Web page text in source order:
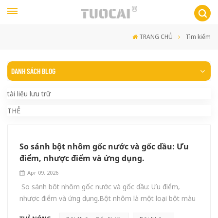
TRANG CHỦ Tìm kiếm
DANH SÁCH BLOG
tài liệu lưu trữ
THẺ
So sánh bột nhôm gốc nước và gốc dầu: Ưu
điểm, nhược điểm và ứng dụng.
Apr 09, 2026
So sánh bột nhôm gốc nước và gốc dầu: Ưu điểm,
nhược điểm và ứng dụng.Bột nhôm là một loại bột màu